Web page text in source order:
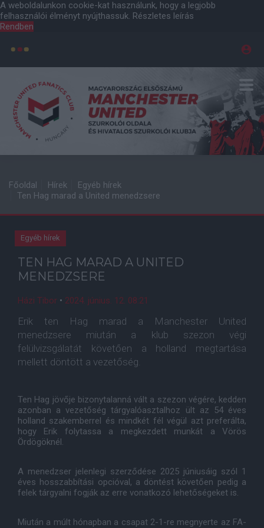
A weboldalunkon cookie-kat használunk, hogy a legjobb
felhasználói élményt nyújthassuk. Részletes leírás
Rendben
Főoldal Hírek
Egyéb hírek
Ten Hag marad a United menedzsere
Egyéb hírek
TEN HAG MARAD A UNITED
MENEDZSERE
Házi Tibor • 2024. június. 12. 08:21
Erik ten Hag marad a Manchester United
menedzsere miután a klub szezon végi
felülvizsgálatát követően a holland megtartása
mellett döntött a vezetőség.
Ten Hag jövője bizonytalanná vált a szezon végére, kedden
azonban a vezetőség tárgyalóasztalhoz ült az 54 éves
holland szakemberrel és mindkét fél végül azt preferálta,
hogy Erik folytassa a megkezdett munkát a Vörös
Ördögöknél.
A menedzser jelenlegi szerződése 2025 júniusáig szól 1
éves hosszabbítási opcióval, a döntést követően pedig a
felek tárgyalni fogják az erre vonatkozó lehetőségeket is.
Miután a múlt hónapban a csapat 2-1-re megnyerte az FA-